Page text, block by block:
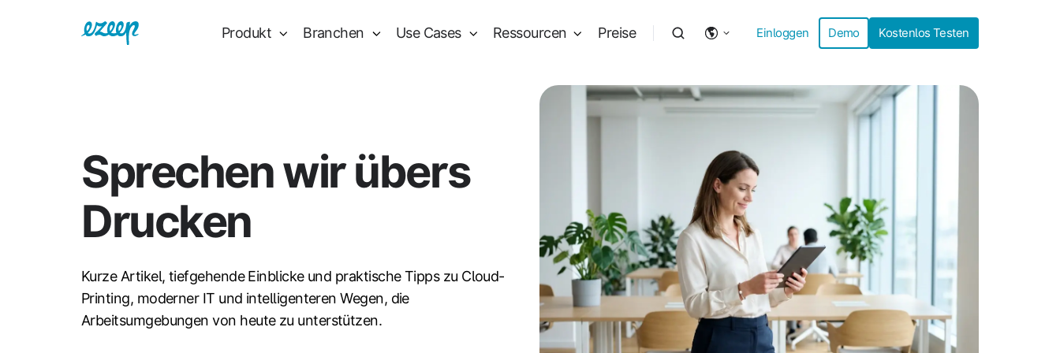
Produkt Branchen Use Cases Ressourcen Preise Einloggen Demo Kostenlos Testen
Sprechen wir übers
Drucken
Kurze Artikel, tiefgehende Einblicke und praktische Tipps zu Cloud-
Printing, moderner IT und intelligenteren Wegen, die
Arbeitsumgebungen von heute zu unterstützen.